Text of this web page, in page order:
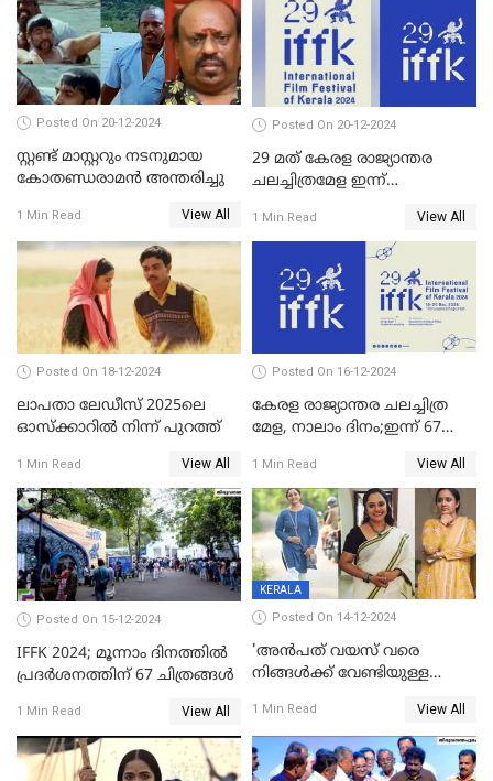
കപാഡിയയ്ക്ക് സമ്മാനിച്ചു;
ഫെമിനിച്ചി ഫാത്തിമയ്ക്ക്
അഞ്ച് പുരസ്കാരം
Posted On 20-12-2024
സ്റ്റണ്ട് മാസ്റ്ററും നടനുമായ
കോതണ്ഡരാമൻ അന്തരിച്ചു
1 Min Read View All
Posted On 20-12-2024
29 മത് കേരള രാജ്യാന്തര
ചലച്ചിത്രമേള ഇന്ന്
1 Min Read View All
Posted On 18-12-2024
ലാപതാ ലേഡീസ് 2025ലെ
ഓസ്‌ക്കാറില്‍ നിന്ന് പുറത്ത്
1 Min Read View All
Posted On 16-12-2024
കേരള രാജ്യാന്തര ചലച്ചിത്ര
മേള, നാലാം ദിനം;ഇന്ന് 67
1 Min Read View All
Posted On 15-12-2024
IFFK 2024; മൂന്നാം ദിനത്തില്‍
പ്രദര്‍ശനത്തിന് 67 ചിത്രങ്ങള്‍
1 Min Read View All
KERALA
Posted On 14-12-2024
'അന്‍പത് വയസ് വരെ
നിങ്ങള്‍ക്ക് വേണ്ടിയുള്ള
കൂട്ട് ആവശ്യമുണ്ട്; കല്യാണം
കഴിക്കാമെന്ന് തോന്നി
തുടങ്ങിയിട്ടുണ്ടെന്ന് നിഷ
1 Min Read View All